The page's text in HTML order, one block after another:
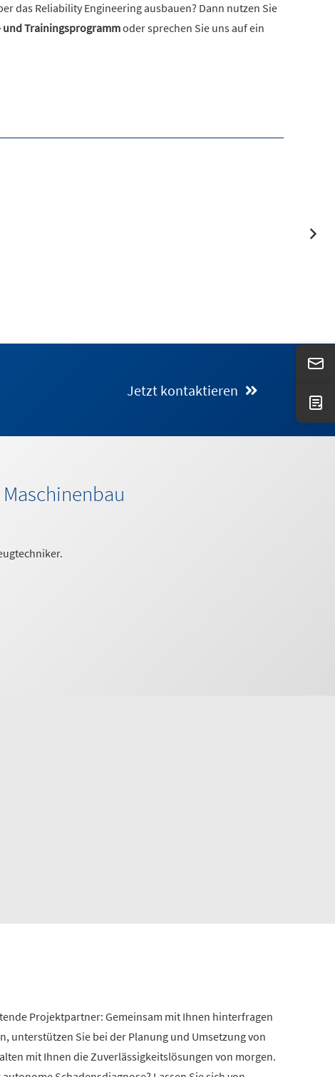
das Reliability Engineering ausbauen? Dann nutzen Sie
und Trainingsprogrammoder sprechen Sie uns auf ein
Jetzt kontaktieren
Projektpartner: Gemeinsam mit Ihnen hinterfragen
unterstützen Sie bei der Planung und Umsetzung von
mit Ihnen die Zuverlässigkeitslösungen von morgen.